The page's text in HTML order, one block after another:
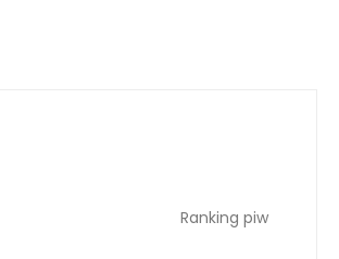
Ranking piw